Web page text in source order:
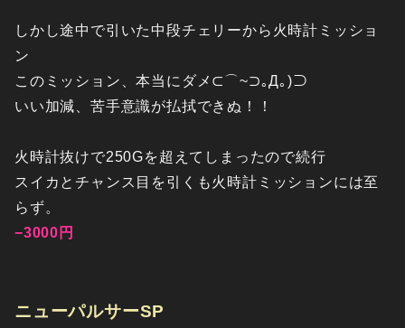
しかし途中で引いた中段チェリーから火時計ミッショ
ン
このミッション、本当にダメ⊂⌒~⊃｡Д｡)⊃
いい加減、苦手意識が払拭できぬ！！
火時計抜けで250Gを超えてしまったので続行
スイカとチャンス目を引くも火時計ミッションには至
らず。
−3000円
ニューパルサーSP